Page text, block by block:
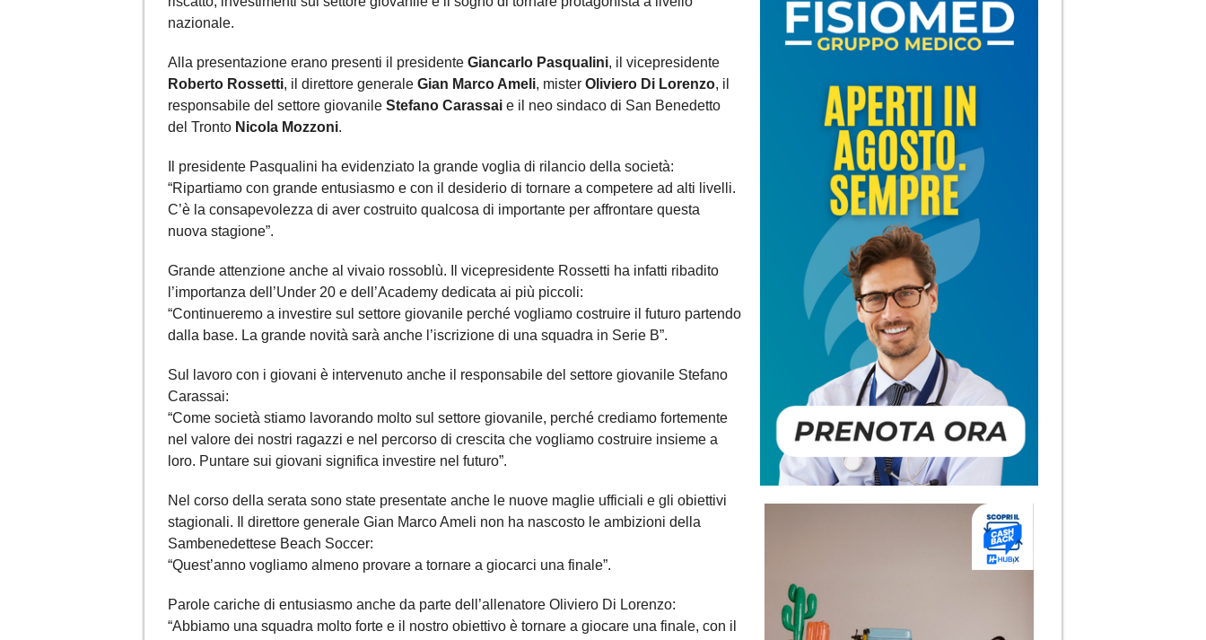
nazionale.
Alla presentazione erano presenti il presidente Giancarlo Pasqualini, il vicepresidente
Roberto Rossetti, il direttore generale Gian Marco Ameli, mister Oliviero Di Lorenzo, il
responsabile del settore giovanile Stefano Carassai e il neo sindaco di San Benedetto
del Tronto Nicola Mozzoni.
Il presidente Pasqualini ha evidenziato la grande voglia di rilancio della società:
“Ripartiamo con grande entusiasmo e con il desiderio di tornare a competere ad alti livelli.
C’è la consapevolezza di aver costruito qualcosa di importante per affrontare questa
nuova stagione”.
Grande attenzione anche al vivaio rossoblù. Il vicepresidente Rossetti ha infatti ribadito
l’importanza dell’Under 20 e dell’Academy dedicata ai più piccoli:
“Continueremo a investire sul settore giovanile perché vogliamo costruire il futuro partendo
dalla base. La grande novità sarà anche l’iscrizione di una squadra in Serie B”.
Sul lavoro con i giovani è intervenuto anche il responsabile del settore giovanile Stefano
Carassai:
“Come società stiamo lavorando molto sul settore giovanile, perché crediamo fortemente
nel valore dei nostri ragazzi e nel percorso di crescita che vogliamo costruire insieme a
loro. Puntare sui giovani significa investire nel futuro”.
Nel corso della serata sono state presentate anche le nuove maglie ufficiali e gli obiettivi
stagionali. Il direttore generale Gian Marco Ameli non ha nascosto le ambizioni della
Sambenedettese Beach Soccer:
“Quest’anno vogliamo almeno provare a tornare a giocarci una finale”.
Parole cariche di entusiasmo anche da parte dell’allenatore Oliviero Di Lorenzo:
“Abbiamo una squadra molto forte e il nostro obiettivo è tornare a giocare una finale, con il